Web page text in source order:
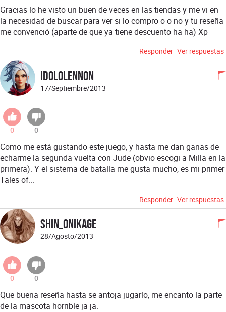
Gracias lo he visto un buen de veces en las tiendas y me vi en
la necesidad de buscar para ver si lo compro o o no y tu reseña
me convenció (aparte de que ya tiene descuento ha ha) Xp
Responder Ver respuestas
idololennon
17/Septiembre/2013
0 0
Como me está gustando este juego, y hasta me dan ganas de
echarme la segunda vuelta con Jude (obvio escogi a Milla en la
primera). Y el sistema de batalla me gusta mucho, es mi primer
Tales of...
Responder Ver respuestas
Shin_onikage
28/Agosto/2013
0 0
Que buena reseña hasta se antoja jugarlo, me encanto la parte
de la mascota horrible ja ja.